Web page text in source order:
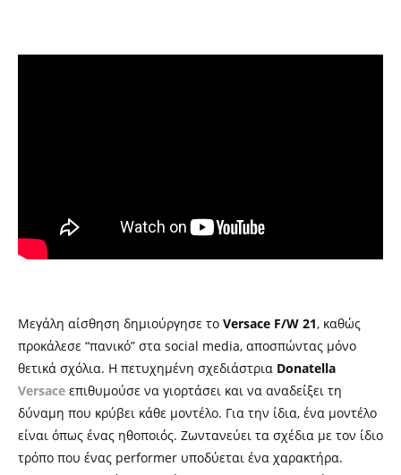
Μεγάλη αίσθηση δημιούργησε το Versace F/W 21, καθώς
προκάλεσε “πανικό” στα social media, αποσπώντας μόνο
θετικά σχόλια. Η πετυχημένη σχεδιάστρια Donatella
Versace επιθυμούσε να γιορτάσει και να αναδείξει τη
δύναμη που κρύβει κάθε μοντέλο. Για την ίδια, ένα μοντέλο
είναι όπως ένας ηθοποιός. Ζωντανεύει τα σχέδια με τον ίδιο
τρόπο που ένας performer υποδύεται ένα χαρακτήρα.